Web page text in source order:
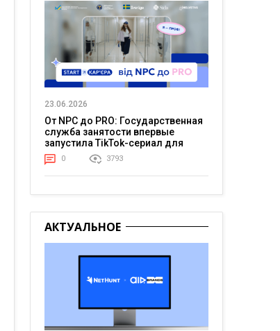
23.06.2026
От NPC до PRO: Государственная
служба занятости впервые
запустила TikTok-сериал для
молодежи
0 3793
АКТУАЛЬНОЕ